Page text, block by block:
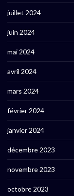
juillet 2024
juin 2024
mai 2024
avril 2024
mars 2024
février 2024
janvier 2024
décembre 2023
novembre 2023
octobre 2023